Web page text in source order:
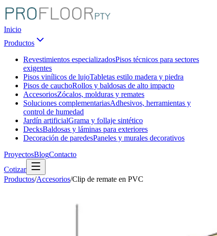
Inicio
Productos
Revestimientos especializadosPisos técnicos para sectores
exigentes
Pisos vinílicos de lujoTabletas estilo madera y piedra
Pisos de cauchoRollos y baldosas de alto impacto
AccesoriosZócalos, molduras y remates
Soluciones complementariasAdhesivos, herramientas y
control de humedad
Jardín artificialGrama y follaje sintético
DecksBaldosas y láminas para exteriores
Decoración de paredesPaneles y murales decorativos
ProyectosBlogContacto
Cotizar
Productos/Accesorios/Clip de remate en PVC